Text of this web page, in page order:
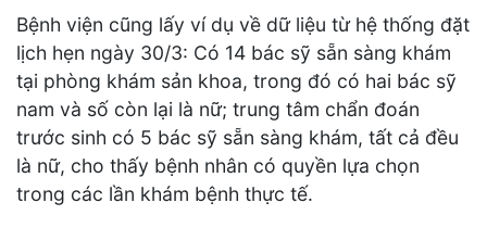
Bệnh viện cũng lấy ví dụ về dữ liệu từ hệ thống đặt
lịch hẹn ngày 30/3: Có 14 bác sỹ sẵn sàng khám
tại phòng khám sản khoa, trong đó có hai bác sỹ
nam và số còn lại là nữ; trung tâm chẩn đoán
trước sinh có 5 bác sỹ sẵn sàng khám, tất cả đều
là nữ, cho thấy bệnh nhân có quyền lựa chọn
trong các lần khám bệnh thực tế.